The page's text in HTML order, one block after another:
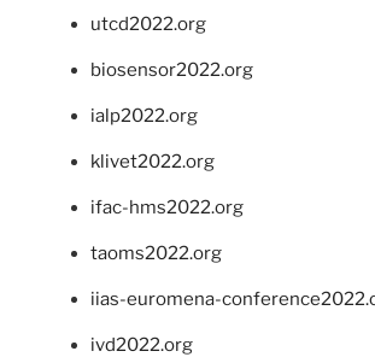
utcd2022.org
biosensor2022.org
ialp2022.org
klivet2022.org
ifac-hms2022.org
taoms2022.org
iias-euromena-
ivd2022.org